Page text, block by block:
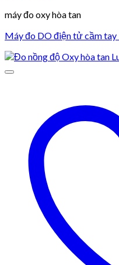
máy đo oxy hòa tan
Máy đo DO điện tử cầm